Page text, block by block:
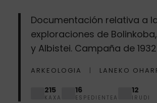
Documentación relativa a
exploraciones de
y Albistei. Campaña de 1932
ARKEOLOGIA LANEKO
215
KAXA
16
ESPEDIENTEA
12
IRUDI